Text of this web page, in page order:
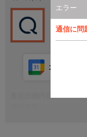
エラー
通信に問
カレンダー